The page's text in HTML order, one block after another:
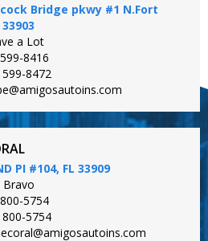
Bridge pkwy #1 N.Fort
a Lot
8416
8472
PI #104, FL 33909
Bravo
5754
800-5754